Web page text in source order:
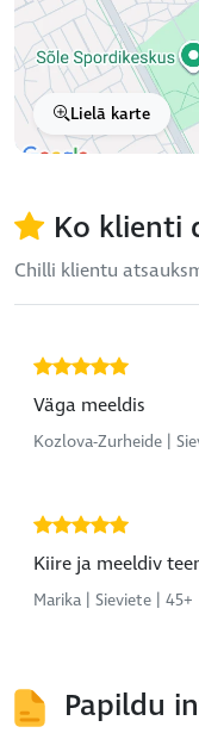
Lielā karte
Ko klienti
Chilli klientu
Väga meeldis
Kozlova-Zurheide |
Kiire ja meeldiv
Marika | Sieviete | 45+
Papildu